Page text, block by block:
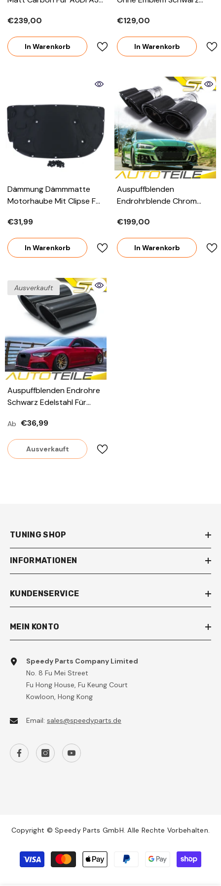
€239,00
In Warenkorb
08-11
€129,00
In Warenkorb
Dämmung Dämmmatte
Motorhaube Mit Clipse Für
Avant 2005 2006 2007
2008 2009 2010 2011
€31,99
In Warenkorb
Auspuffblenden
Endrohrblende Chrom
Universal 64-67mm
€199,00
In Warenkorb
Ausverkauft
Auspuffblenden Endrohre
Schwarz Edelstahl Für
A5 8T 4F
Ab €36,99
Ausverkauft
TUNING SHOP
INFORMATIONEN
KUNDENSERVICE
MEIN KONTO
Speedy Parts Company Limited
No. 8 Fu Mei Street
Fu Hong House, Fu Keung Court
Kowloon, Hong Kong
Email: sales@speedyparts.de
Copyright © Speedy Parts GmbH. Alle Rechte Vorbehalten.
Payment
methods